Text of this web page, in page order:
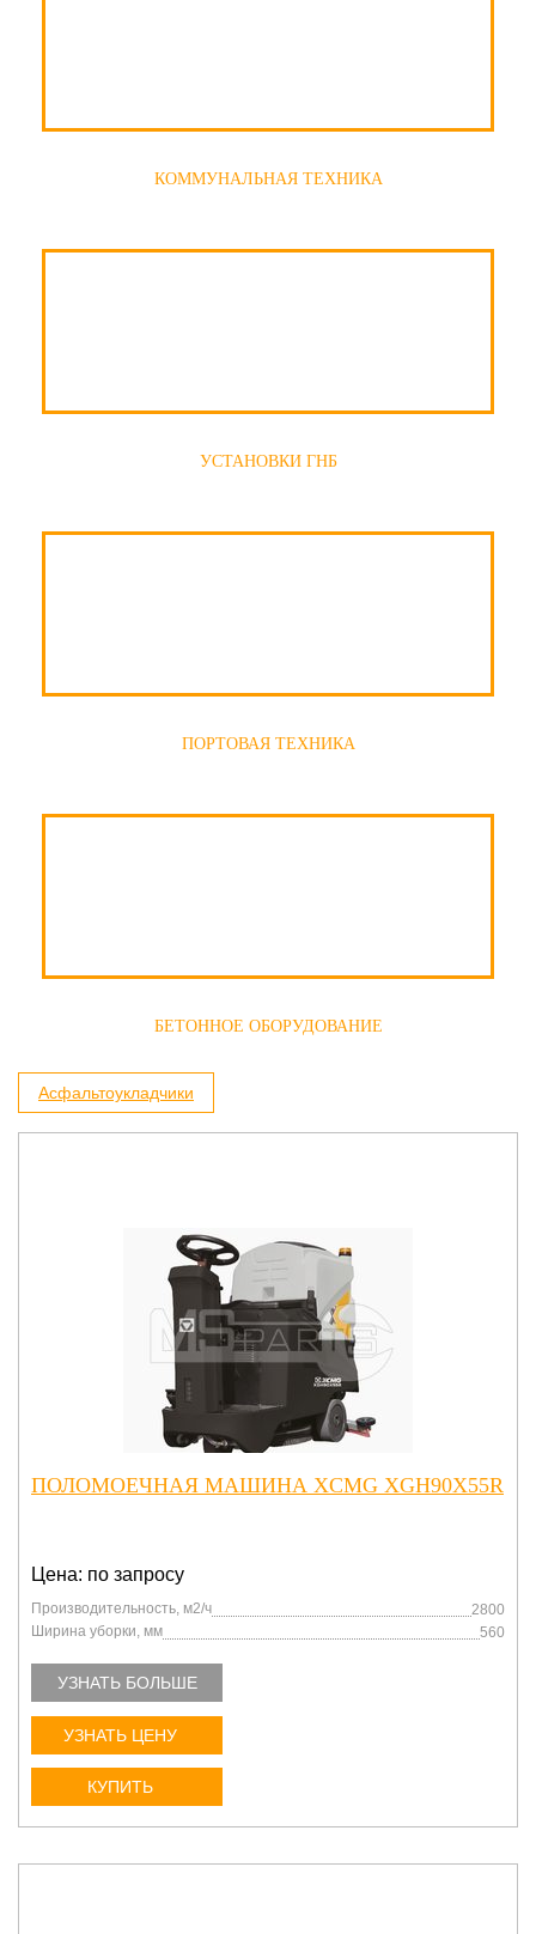
КОММУНАЛЬНАЯ ТЕХНИКА
УСТАНОВКИ ГНБ
ПОРТОВАЯ ТЕХНИКА
БЕТОННОЕ ОБОРУДОВАНИЕ
Асфальтоукладчики
ПОЛОМОЕЧНАЯ МАШИНА XCMG XGH90X55R
Цена: по запросу
Производительность, м2/ч
2800
Ширина уборки, мм
560
УЗНАТЬ БОЛЬШЕ
УЗНАТЬ ЦЕНУ
КУПИТЬ